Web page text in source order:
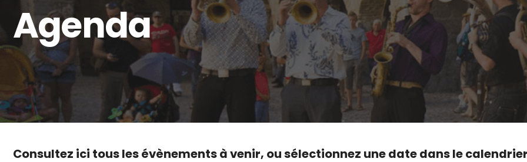
Agenda
Consultez ici tous les évènements à venir, ou sélectionnez une date dans le